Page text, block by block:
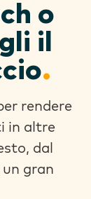
o
il
.
rendere
in altre
dal
gran